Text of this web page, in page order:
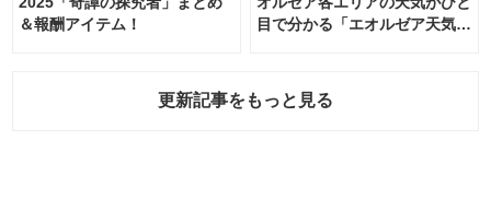
＆報酬アイテム！
目で分かる「エオルゼア天気予
更新記事をもっと見る